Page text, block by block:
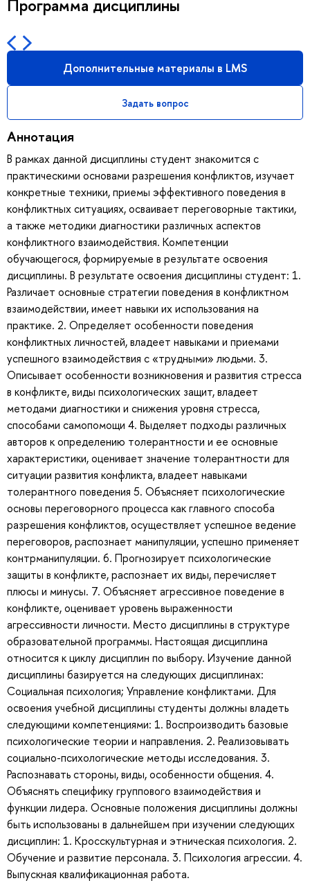
Программа дисциплины
Дополнительные материалы в LMS
Задать вопрос
Аннотация
В рамках данной дисциплины студент знакомится с
практическими основами разрешения конфликтов, изучает
конкретные техники, приемы эффективного поведения в
конфликтных ситуациях, осваивает переговорные тактики,
а также методики диагностики различных аспектов
конфликтного взаимодействия. Компетенции
обучающегося, формируемые в результате освоения
дисциплины. В результате освоения дисциплины студент: 1.
Различает основные стратегии поведения в конфликтном
взаимодействии, имеет навыки их использования на
практике. 2. Определяет особенности поведения
конфликтных личностей, владеет навыками и приемами
успешного взаимодействия с «трудными» людьми. 3.
Описывает особенности возникновения и развития стресса
в конфликте, виды психологических защит, владеет
методами диагностики и снижения уровня стресса,
способами самопомощи 4. Выделяет подходы различных
авторов к определению толерантности и ее основные
характеристики, оценивает значение толерантности для
ситуации развития конфликта, владеет навыками
толерантного поведения 5. Объясняет психологические
основы переговорного процесса как главного способа
разрешения конфликтов, осуществляет успешное ведение
переговоров, распознает манипуляции, успешно применяет
контрманипуляции. 6. Прогнозирует психологические
защиты в конфликте, распознает их виды, перечисляет
плюсы и минусы. 7. Объясняет агрессивное поведение в
конфликте, оценивает уровень выраженности
агрессивности личности. Место дисциплины в структуре
образовательной программы. Настоящая дисциплина
относится к циклу дисциплин по выбору. Изучение данной
дисциплины базируется на следующих дисциплинах:
Социальная психология; Управление конфликтами. Для
освоения учебной дисциплины студенты должны владеть
следующими компетенциями: 1. Воспроизводить базовые
психологические теории и направления. 2. Реализовывать
социально-психологические методы исследования. 3.
Распознавать стороны, виды, особенности общения. 4.
Объяснять специфику группового взаимодействия и
функции лидера. Основные положения дисциплины должны
быть использованы в дальнейшем при изучении следующих
дисциплин: 1. Кросскультурная и этническая психология. 2.
Обучение и развитие персонала. 3. Психология агрессии. 4.
Выпускная квалификационная работа.